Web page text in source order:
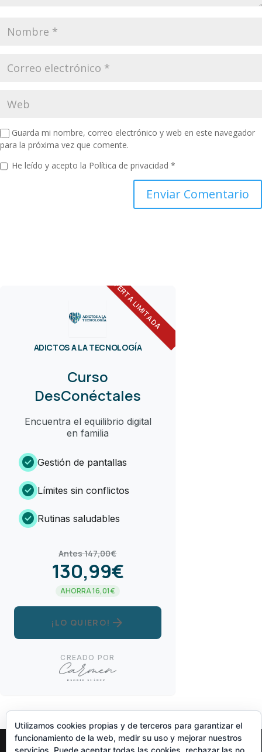
Guarda mi nombre, correo electrónico y web en este navegador
para la próxima vez que comente.
He leído y acepto la Política de privacidad *
OFERTA LIMITADA
ADICTOS A LA TECNOLOGÍA
Curso
DesConéctales
Encuentra el equilibrio digital
en familia
check_circle Gestión de pantallas
check_circle Límites sin conflictos
check_circle Rutinas saludables
Antes 147,00€
130,99€
AHORRA 16,01€
¡LO QUIERO! arrow_forward
CREADO POR
Utilizamos cookies propias y de terceros para garantizar el
funcionamiento de la web, medir su uso y mejorar nuestros
servicios. Puede aceptar todas las cookies, rechazar las no